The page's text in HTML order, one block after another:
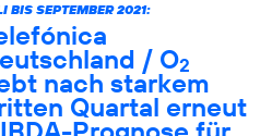
BIS SEPTEMBER 2021:
/ O2
nach starkem
Quartal erneut